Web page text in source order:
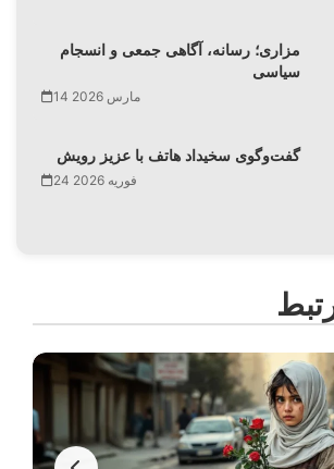
مزاری؛ رسانه، آگاهی جمعی و انسجام
سیاسی
14 مارس 2026
گفت‌وگوی سخیداد هاتف با عزیز رویش
24 فوریه 2026